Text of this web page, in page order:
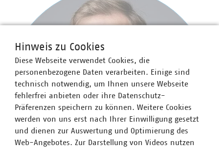
Hinweis zu Cookies
Diese Webseite verwendet Cookies, die
personenbezogene Daten verarbeiten. Einige sind
technisch notwendig, um Ihnen unsere Webseite
fehlerfrei anbieten oder ihre Datenschutz-
Präferenzen speichern zu können. Weitere Cookies
werden von uns erst nach Ihrer Einwilligung gesetzt
und dienen zur Auswertung und Optimierung des
Web-Angebotes. Zur Darstellung von Videos nutzen